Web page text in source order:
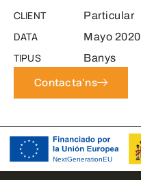
CLIENT Particular
DATA Mayo 2020
TIPUS Banys
Contacta'ns